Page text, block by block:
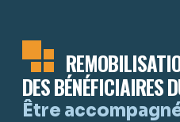
DES BÉNÉFICIAIRES
Être